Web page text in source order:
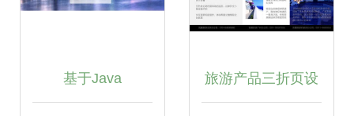
基于Java 旅游产品三折页设